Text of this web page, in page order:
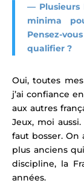
— Plusieurs
minima
Pensez-
qualifier ?
Oui, toutes
j’ai confiance
aux autres
Jeux, moi
faut bosser. On
plus anciens
discipline, la
années.